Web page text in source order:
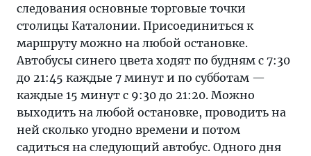
следования основные торговые точки
столицы Каталонии. Присоединиться к
маршруту можно на любой остановке.
Автобусы синего цвета ходят по будням с 7:30
до 21:45 каждые 7 минут и по субботам —
каждые 15 минут с 9:30 до 21:20. Можно
выходить на любой остановке, проводить на
ней сколько угодно времени и потом
садиться на следующий автобус. Одного дня